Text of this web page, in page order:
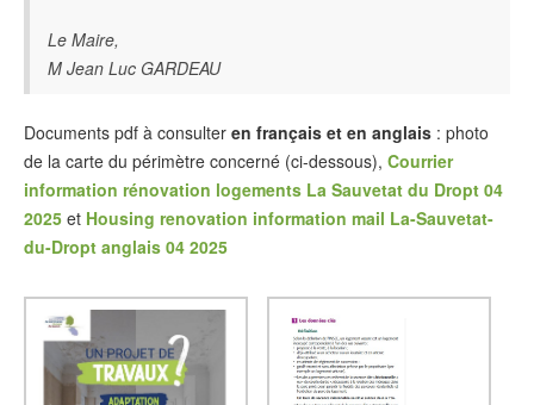
Le Maire,
M Jean Luc GARDEAU
Documents pdf à consulter en français et en anglais : photo
de la carte du périmètre concerné (ci-dessous), Courrier
information rénovation logements La Sauvetat du Dropt 04
2025 et Housing renovation information mail La-Sauvetat-
du-Dropt anglais 04 2025